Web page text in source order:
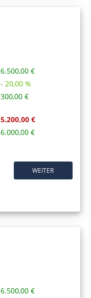
6.500,00 €
- 20,00 %
300,00 €
5.200,00 €
6.000,00 €
WEITER
6.500,00 €